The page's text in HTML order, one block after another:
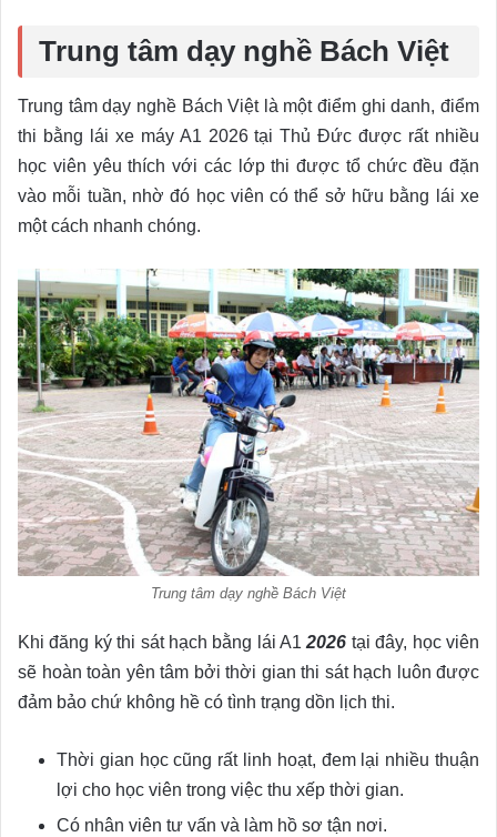
Trung tâm dạy nghề Bách Việt
Trung tâm dạy nghề Bách Việt là một điểm ghi danh, điểm
thi bằng lái xe máy A1 2026 tại Thủ Đức được rất nhiều
học viên yêu thích với các lớp thi được tổ chức đều đặn
vào mỗi tuần, nhờ đó học viên có thể sở hữu bằng lái xe
một cách nhanh chóng.
Trung tâm dạy nghề Bách Việt
Khi đăng ký thi sát hạch bằng lái A12026 tại đây, học viên
sẽ hoàn toàn yên tâm bởi thời gian thi sát hạch luôn được
đảm bảo chứ không hề có tình trạng dồn lịch thi.
Thời gian học cũng rất linh hoạt, đem lại nhiều thuận
lợi cho học viên trong việc thu xếp thời gian.
Có nhân viên tư vấn và làm hồ sơ tận nơi.